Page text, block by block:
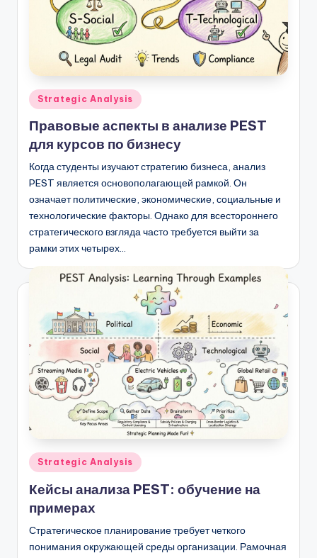
Опубликовано
Strategic Analysis
Правовые аспекты в анализе PEST
для курсов по бизнесу
Когда студенты изучают стратегию бизнеса, анализ
PEST является основополагающей рамкой. Он
означает политические, экономические, социальные и
технологические факторы. Однако для всестороннего
стратегического взгляда часто требуется выйти за
рамки этих четырех…
Опубликовано
Strategic Analysis
Кейсы анализа PEST: обучение на
примерах
Стратегическое планирование требует четкого
понимания окружающей среды организации. Рамочная